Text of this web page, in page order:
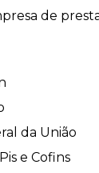
de
da União
e Cofins